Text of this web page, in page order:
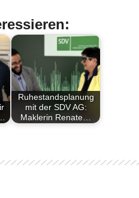
Ruhestandsplanung
mit der SDV AG:
Maklerin Renate…